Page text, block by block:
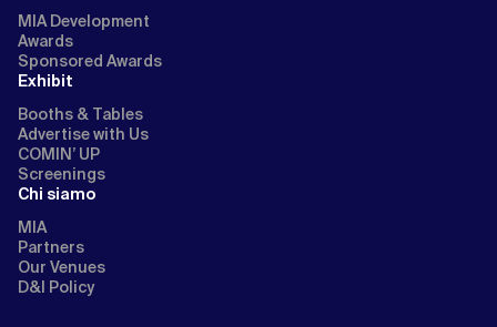
MIA Development
Awards
Sponsored Awards
Exhibit
Booths & Tables
Advertise with Us
COMIN’ UP
Screenings
Chi siamo
MIA
Partners
Our Venues
D&I Policy